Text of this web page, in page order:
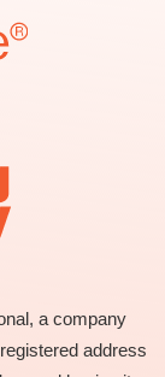
a company
address